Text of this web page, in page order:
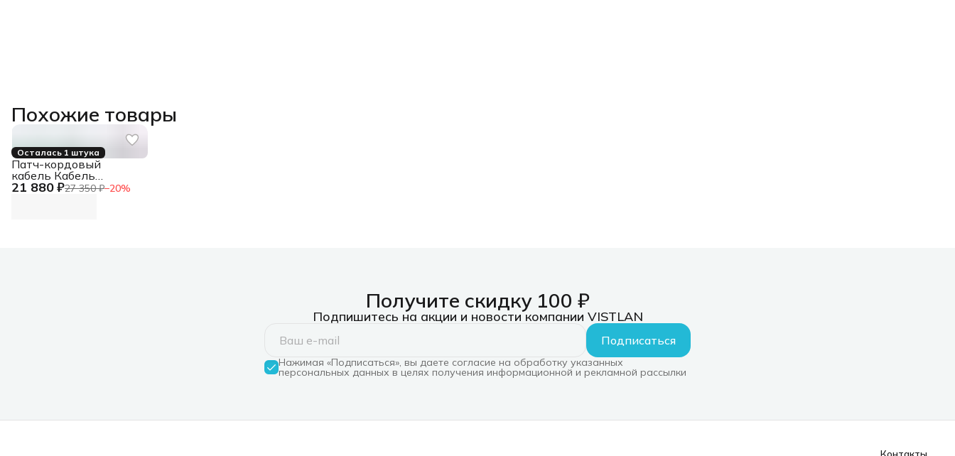
Похожие товары
Осталась 1 штука
21 880 ₽27 350 ₽−20%
Патч-кордовый
кабель Кабель
LANMASTER патч-
Получите скидку 100 ₽
Подпишитесь на акции и новости компании VISTLAN
Подписаться
Нажимая «Подписаться», вы даете согласие на обработку указанных
персональных данных в целях получения информационной и рекламной рассылки